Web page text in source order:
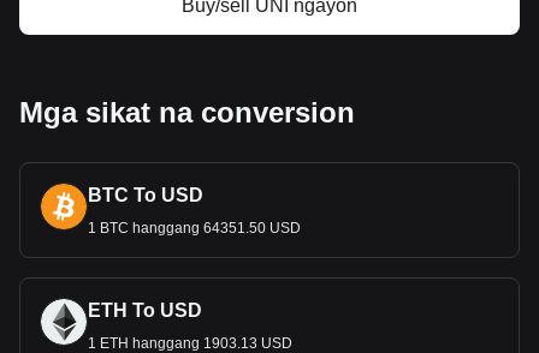
Buy/sell UNI ngayon
Mga sikat na conversion
BTC To USD
1 BTC hanggang 64351.50 USD
ETH To USD
1 ETH hanggang 1903.13 USD